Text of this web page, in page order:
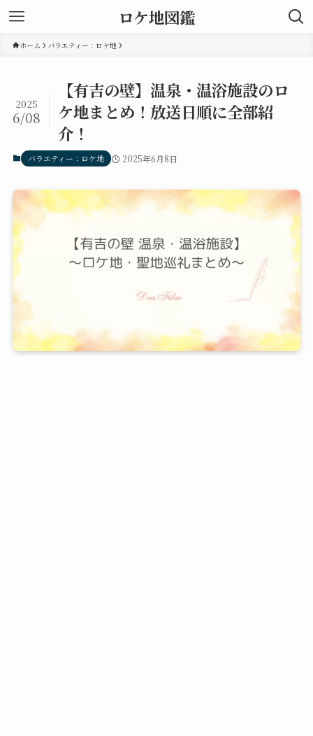
ロケ地図鑑
ホーム バラエティー：ロケ地
【有吉の壁】温泉・温浴施設のロ
ケ地まとめ！放送日順に全部紹
介！
2025
6/08
バラエティー：ロケ地 2025年6月8日